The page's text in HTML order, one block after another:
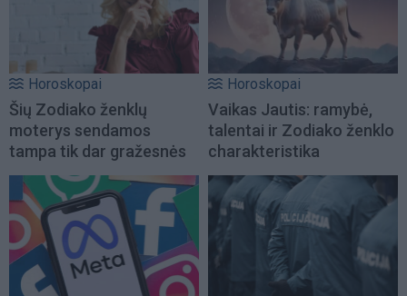
Horoskopai
Šių Zodiako ženklų
moterys sendamos
tampa tik dar gražesnės
Horoskopai
Vaikas Jautis: ramybė,
talentai ir Zodiako ženklo
charakteristika